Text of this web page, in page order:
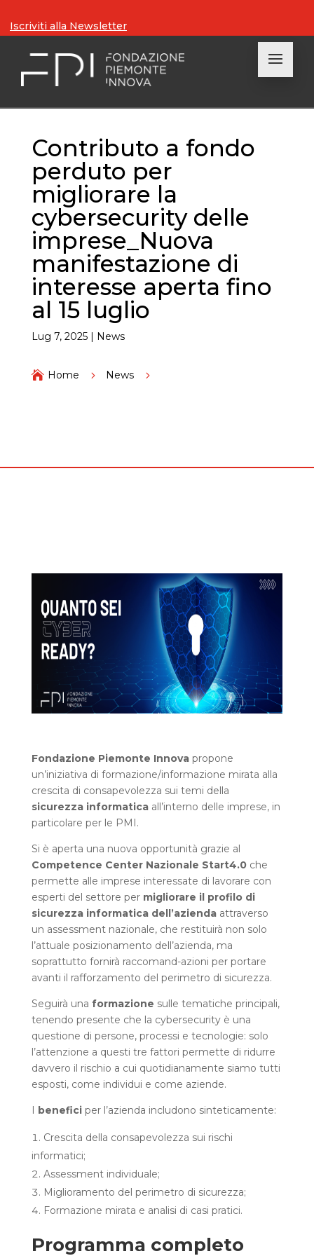
Iscriviti alla Newsletter
Contributo a fondo
perduto per
migliorare la
cybersecurity delle
imprese_Nuova
manifestazione di
interesse aperta fino
al 15 luglio
Lug 7, 2025| News
 Home 5 News 5
Fondazione Piemonte Innovapropone
un’iniziativa di formazione/informazione mirata alla
crescita di consapevolezza sui temi della
sicurezza informaticaall’interno delle imprese, in
particolare per le PMI.
Si è aperta una nuova opportunità grazie al
Competence Center Nazionale Start4.0che
permette alle imprese interessate di lavorare con
esperti del settore per migliorare il profilo di
sicurezza informatica dell’azienda attraverso
un assessment nazionale, che restituirà non solo
l’attuale posizionamento dell’azienda, ma
soprattutto fornirà raccomand-azioni per portare
avanti il rafforzamento del perimetro di sicurezza.
Seguirà una formazione sulle tematiche principali,
tenendo presente che la cybersecurity è una
questione di persone, processi e tecnologie: solo
l’attenzione a questi tre fattori permette di ridurre
davvero il rischio a cui quotidianamente siamo tutti
esposti, come individui e come aziende.
I beneficiper l’azienda includono sinteticamente:
Crescita della consapevolezza sui rischi
informatici;
Assessment individuale;
Miglioramento del perimetro di sicurezza;
Formazione mirata e analisi di casi pratici.
Programma completo